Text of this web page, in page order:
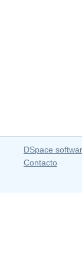
DSpace
Contacto